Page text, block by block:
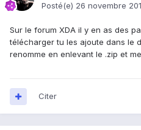
Posté(e) 26 novembre
Sur le forum XDA il y en as des
télécharger tu les ajoute dans le
renomme en enlevant le .zip et
Citer